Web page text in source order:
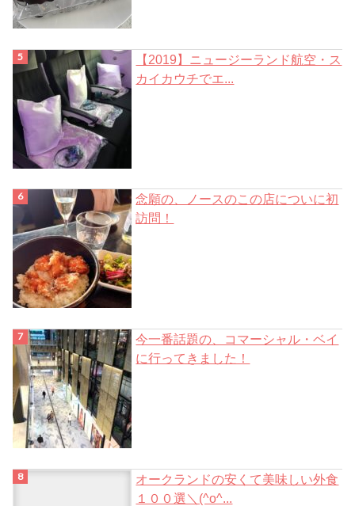
【2019】ニュージーランド航空・ス
カイカウチでエ...
念願の、ノースのこの店についに初
訪問！
今一番話題の、コマーシャル・ベイ
に行ってきました！
オークランドの安くて美味しい外食
１００選＼(^o^...